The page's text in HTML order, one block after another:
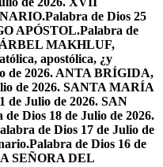
Palabra de Dios 25
APÓSTOL.Palabra de
MAKHLUF,
apostólica, ¿y
de 2026. ANTA BRÍGIDA,
de 2026. SANTA MARÍA
de Julio de 2026. SAN
de Dios 18 de Julio de 2026.
de Dios 17 de Julio de
Palabra de Dios 16 de
SEÑORA DEL